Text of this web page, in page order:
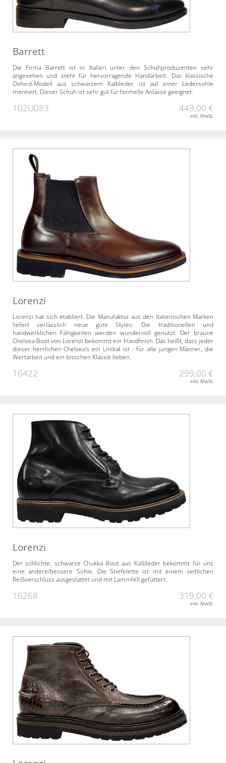
Barrett
Die Firma Barrett ist in Italien unter den Schuhproduzenten sehr
angesehen und steht für hervorragende Handarbeit. Das klassische
Oxford-Modell aus schwarzem Kalbleder ist auf einer Ledersohle
montiert. Dieser Schuh ist sehr gut für formelle Anlässe geeignet.
102U083 449,00 €
inkl. MwSt.
Lorenzi
Lorenzi hat sich etabliert. Die Manufaktur aus den italienischen Marken
liefert verlässlich neue gute Styles. Die traditionellen und
handwerklichen Fähigkeiten werden wundervoll genutzt. Der braune
Chelsea-Boot von Lorenzi bekommt ein Handfinish. Das heißt, dass jeder
dieser herrlichen Chelsea's ein Unikat ist - für alle jungen Männer, die
Wertarbeit und ein bisschen Klassik lieben.
16422 299,00 €
inkl. MwSt.
Lorenzi
Der schlichte, schwarze Chukka Boot aus Kalbleder bekommt für uns
eine andere/bessere Sohle. Die Stiefelette ist mit einem seitlichen
Reißverschluss ausgestattet und mit Lammfell gefüttert.
16268 319,00 €
inkl. MwSt.